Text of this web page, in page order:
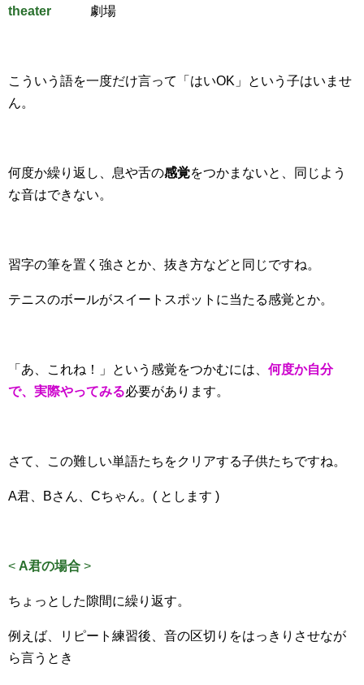
theater 劇場
こういう語を一度だけ言って「はいOK」という子はいませ
ん。
何度か繰り返し、息や舌の感覚をつかまないと、同じよう
な音はできない。
習字の筆を置く強さとか、抜き方などと同じですね。
テニスのボールがスイートスポットに当たる感覚とか。
「あ、これね！」という感覚をつかむには、 何度か自分
で、実際やってみる必要があります。
さて、この難しい単語たちをクリアする子供たちですね。
A君、Bさん、Cちゃん。( とします )
< A君の場合 >
ちょっとした隙間に繰り返す。
例えば、リピート練習後、音の区切りをはっきりさせなが
ら言うとき